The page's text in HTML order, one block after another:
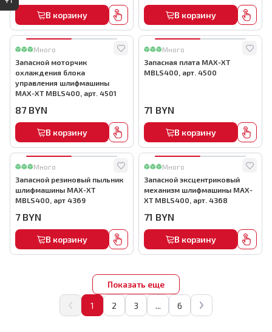
В корзину В корзину
Много
Запасной моторчик
охлаждения блока
управления шлифмашины
MAX-XT MBLS400, арт. 4501
87 BYN
В корзину
Много
Запасная плата MAX-XT
MBLS400, арт. 4500
71 BYN
В корзину
Много
Запасной резиновый пыльник
шлифмашины MAX-XT
MBLS400, арт 4369
7 BYN
В корзину
Много
Запасной эксцентриковый
механизм шлифмашины MAX-
XT MBLS400, арт. 4368
71 BYN
В корзину
Показать еще
1 2 3 ... 6